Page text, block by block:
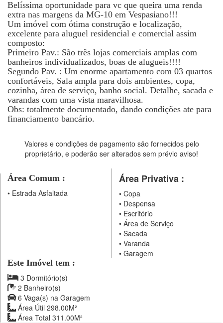
Belíssima oportunidade para vc que queira uma renda
extra nas margens da MG-10 em Vespasiano!!!
Um imóvel com ótima construção e localização,
excelente para aluguel residencial e comercial assim
composto:
Primeiro Pav.: São três lojas comerciais amplas com
banheiros individualizados, boas de alugueis!!!!
Segundo Pav. : Um enorme apartamento com 03 quartos
confortáveis, Sala ampla para dois ambientes, copa,
cozinha, área de serviço, banho social. Detalhe, sacada e
varandas com uma vista maravilhosa.
Obs: totalmente documentado, dando condições ate para
financiamento bancário.
Valores e condições de pagamento são fornecidos pelo
proprietário, e poderão ser alterados sem prévio aviso!
Área Comum :
• Estrada Asfaltada
Área Privativa :
•Copa
•Despensa
•Escritório
•Área de Serviço
•Sacada
•Varanda
•Garagem
Este Imóvel tem :
3 Dormitório(s)
2 Banheiro(s)
6 Vaga(s) na Garagem
Área Útil 298.00M²
Área Total 311.00M²